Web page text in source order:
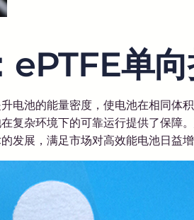
ePTFE单
电池的能量密度，使电池在相同体
复杂环境下的可靠运行提供了保障
发展，满足市场对高效能电池日益增